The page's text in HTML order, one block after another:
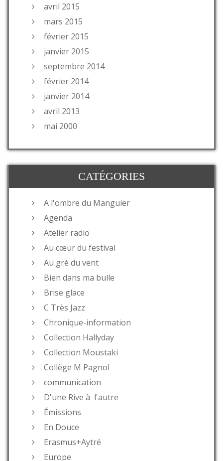
avril 2015
mars 2015
février 2015
janvier 2015
septembre 2014
février 2014
janvier 2014
avril 2013
mai 2000
CATÉGORIES
A l'ombre du Manguier
Agenda
Atelier radio
Au cœur du festival
Au gré du vent
Bien dans ma bulle
Brise glace
C Très Jazz
Chronique-information
Collection Hallyday
Collection Moustaki
Collège M Pagnol
communication
D'une Rive à l'autre
Émissions
En Douce
Erasmus+Aytré
Europe